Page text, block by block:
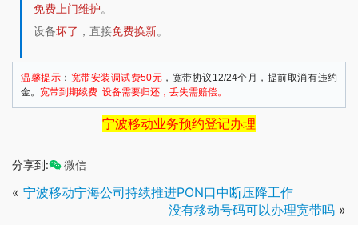
免费上门维护。
设备坏了 ，直接免费换新。
温馨提示 ： 宽带安装调试费50元 ，宽带协议12/24个月，提前取消有违约
金。 宽带到期续费 设备需要归还，丢失需赔偿。
宁波移动业务预约登记办理
分享到: 微信
« 宁波移动宁海公司持续推进PON口中断压降工作
没有移动号码可以办理宽带吗 »